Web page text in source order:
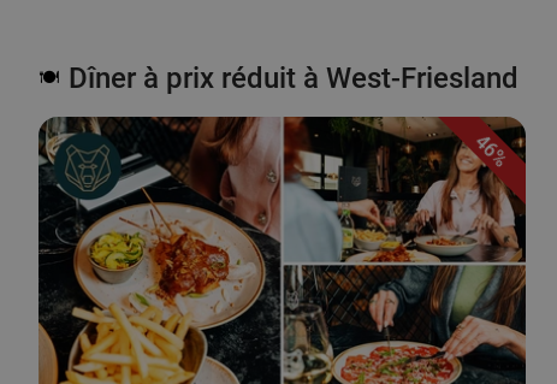
🍽️ Dîner à prix réduit à West-Friesland
46%